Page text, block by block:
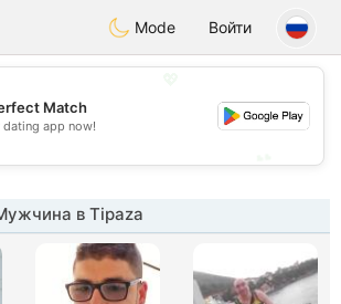
Dating
Mode Войти
💕
Match
app now!
в Tipaza